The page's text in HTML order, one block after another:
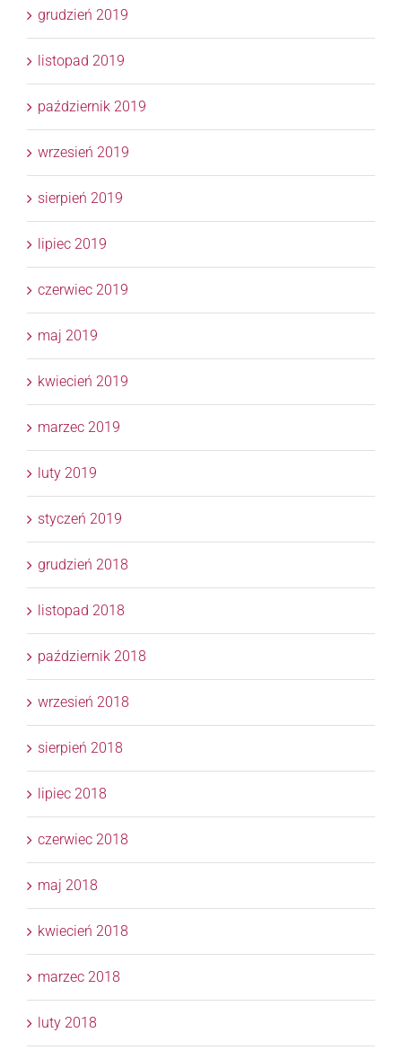
grudzień 2019
listopad 2019
październik 2019
wrzesień 2019
sierpień 2019
lipiec 2019
czerwiec 2019
maj 2019
kwiecień 2019
marzec 2019
luty 2019
styczeń 2019
grudzień 2018
listopad 2018
październik 2018
wrzesień 2018
sierpień 2018
lipiec 2018
czerwiec 2018
maj 2018
kwiecień 2018
marzec 2018
luty 2018